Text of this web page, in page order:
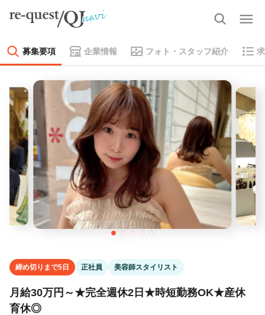
募集要項 企業情報 フォト・スタッフ紹介
締め切りまで5日 正社員 美容師スタイリスト
月給30万円～★完全週休2日★時短勤務OK★産休
育休◎